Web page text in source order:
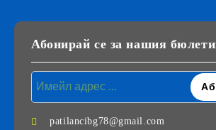
Абонирай се за нашия
patilancibg78@gmail.com